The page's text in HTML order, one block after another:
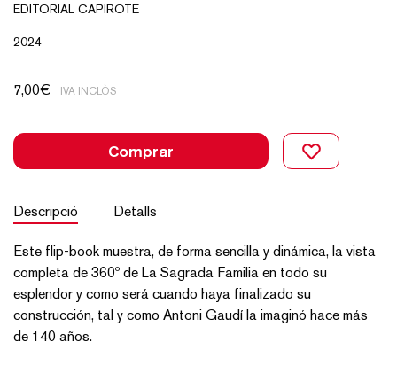
EDITORIAL CAPIROTE
2024
7,00€ IVA INCLÒS
Comprar
Descripció Detalls
Este flip-book muestra, de forma sencilla y dinámica, la vista
completa de 360º de La Sagrada Familia en todo su
esplendor y como será cuando haya finalizado su
construcción, tal y como Antoni Gaudí la imaginó hace más
de 140 años.